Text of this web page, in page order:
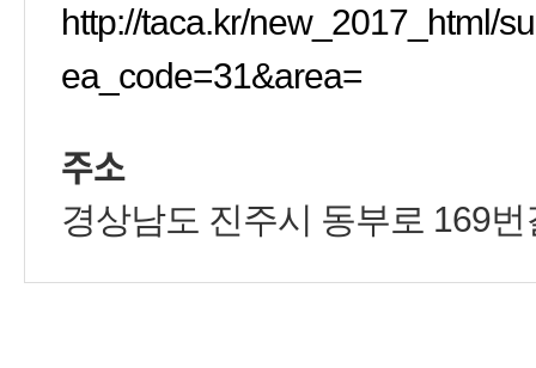
http://taca.kr/new_2017_html/
ea_code=31&area=
주소
경상남도 진주시 동부로 169